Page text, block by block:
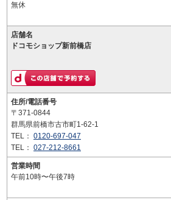
無休
店舗名
ドコモショップ新前橋店
住所/電話番号
〒371-0844
群馬県前橋市古市町1-62-1
TEL： 0120-697-047
TEL： 027-212-8661
営業時間
午前10時〜午後7時